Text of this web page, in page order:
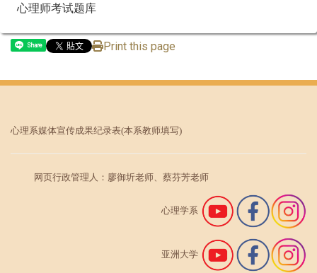
心理师考试题库
Share Print this page
心理系媒体宣传成果纪录表(本系教师填写)
网页行政管理人：廖御圻老师、蔡芬芳老师
心理学系
亚洲大学